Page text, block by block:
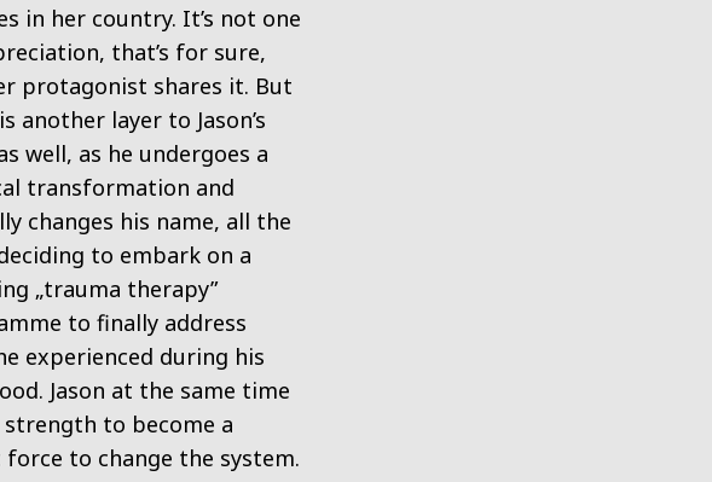
in her country. It’s not one
that’s for sure,
protagonist shares it. But
another layer to Jason’s
well, as he undergoes a
transformation and
changes his name, all the
to embark on a
„trauma therapy”
to finally address
experienced during his
Jason at the same time
to become a
force to change the system.